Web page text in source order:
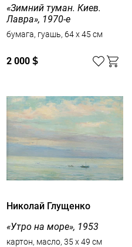
«Зимний туман. Киев.
Лавра», 1970-е
бумага, гуашь, 64 x 45 см
2 000 $
Николай Глущенко
«Утро на море», 1953
картон, масло, 35 x 49 см